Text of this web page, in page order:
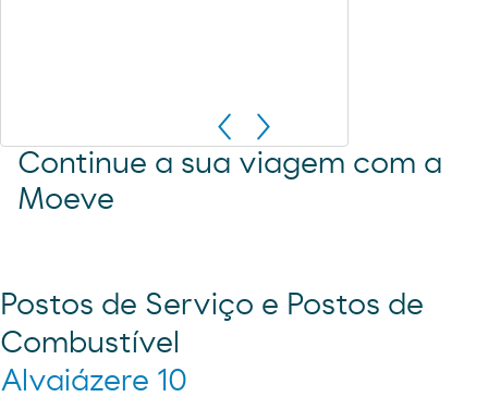
Continue a sua viagem com a
Moeve
Postos de Serviço e Postos de
Combustível
Alvaiázere 10